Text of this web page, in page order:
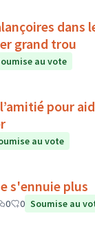
dans
grand trou
au vote
pour
au vote
s'ennuie plus
0 0 Soumise au